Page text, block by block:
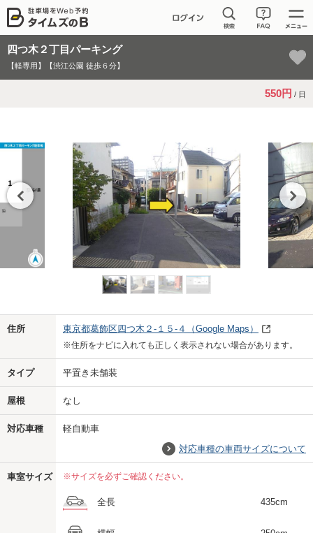
四つ木２丁目パーキング
【軽専用】【渋江公園 徒歩６分】
550円 / 日
Previo
住所 東京都葛飾区四つ木２-１５-４ （Google Maps）
※住所をナビに入れても正しく表示されない場合があります。
タイプ 平置き未舗装
屋根 なし
対応車種
軽自動車
対応車種の車両サイズについて
車室サイズ ※サイズを必ずご確認ください。
全長 435cm